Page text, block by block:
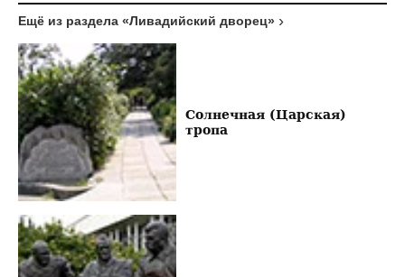
Ещё из раздела «Ливадийский дворец»
Солнечная (Царская)
тропа